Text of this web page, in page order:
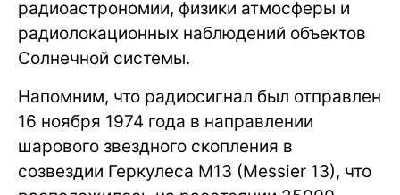
радиоастрономии, физики атмосферы и
радиолокационных наблюдений объектов
Солнечной системы.
Напомним, что радиосигнал был отправлен
16 ноября 1974 года в направлении
шарового звездного скопления в
созвездии Геркулеса M13 (Messier 13), что